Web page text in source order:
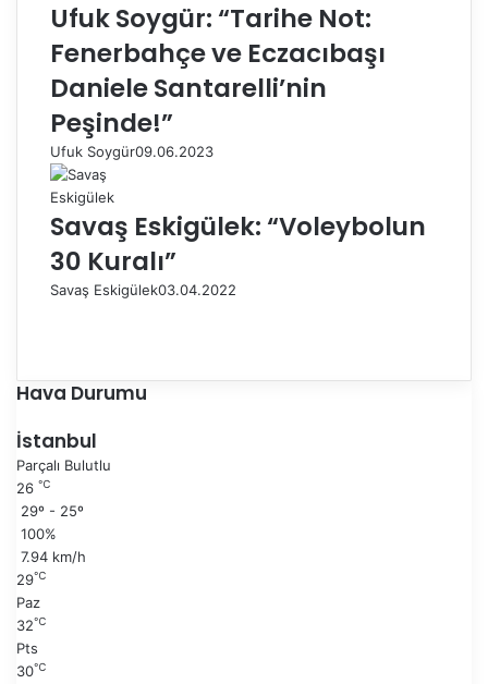
Ufuk Soygür: “Tarihe Not:
Fenerbahçe ve Eczacıbaşı
Daniele Santarelli’nin
Peşinde!”
Ufuk Soygür09.06.2023
Savaş Eskigülek: “Voleybolun
30 Kuralı”
Savaş Eskigülek03.04.2022
e
k
s
a
a
n
k
i
y
f
Hava Durumu
İstanbul
Parçalı Bulutlu
26 ℃
29º - 25º
100%
7.94 km/h
29℃
Paz
32℃
Pts
30℃